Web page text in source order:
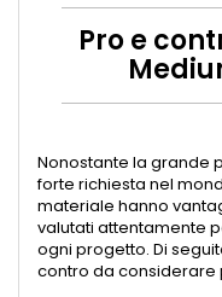
Pro e
Nonostante la grande
forte richiesta nel
materiale hanno
valutati attentamente
ogni progetto. Di
contro da considerare